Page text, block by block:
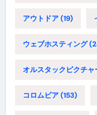
アウトドア(19)
ウェブホスティング
オルスタックピクチャ
コロムビア(153)